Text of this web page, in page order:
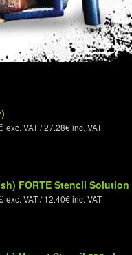
exc. VAT /27.28€inc. VAT
FORTE Stencil Solution
exc. VAT /12.40€inc. VAT